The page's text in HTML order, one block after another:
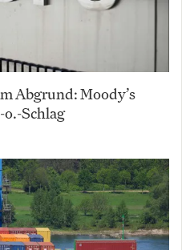
Abgrund: Moody’s
Schlag